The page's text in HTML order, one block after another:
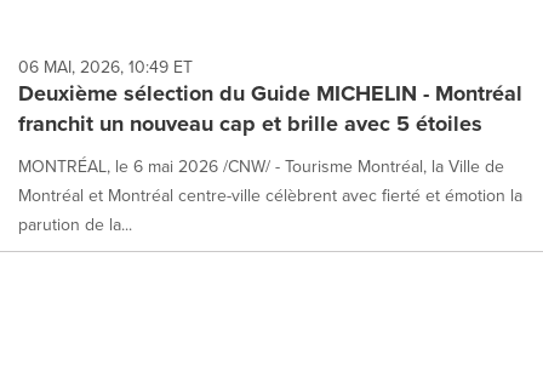
06 MAI, 2026, 10:49 ET
Deuxième sélection du Guide MICHELIN - Montréal
franchit un nouveau cap et brille avec 5 étoiles
MONTRÉAL, le 6 mai 2026 /CNW/ - Tourisme Montréal, la Ville de
Montréal et Montréal centre-ville célèbrent avec fierté et émotion la
parution de la...